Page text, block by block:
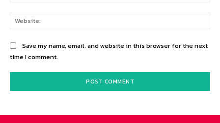
Save my name, email, and website in this browser for the next
time I comment.